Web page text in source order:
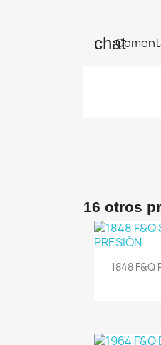
16 otros

1848 F&Q